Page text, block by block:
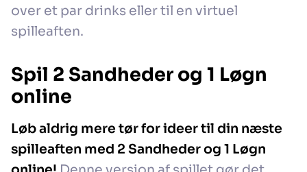
over et par drinks eller til en virtuel
spilleaften.
Spil 2 Sandheder og 1 Løgn
online
Løb aldrig mere tør for ideer til din næste
spilleaften med 2 Sandheder og 1 Løgn